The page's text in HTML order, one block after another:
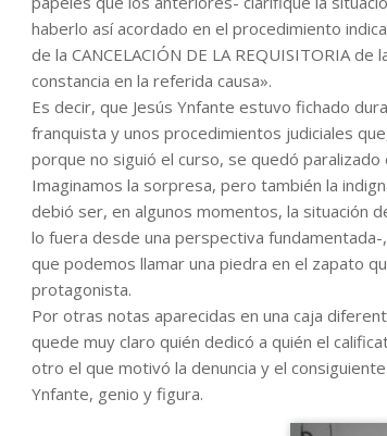
haberlo así acordado en el procedimiento
de la CANCELACIÓN DE LA REQUISITORIA
constancia en la referida causa».
Es decir, que Jesús Ynfante estuvo fichado
franquista y unos procedimientos judiciales
porque no siguió el curso, se quedó
Imaginamos la sorpresa, pero también la
debió ser, en algunos momentos, la situación
lo fuera desde una perspectiva
que podemos llamar una piedra en el zapato
protagonista.
Por otras notas aparecidas en una caja
quede muy claro quién dedicó a quién el
otro el que motivó la denuncia y el
Ynfante, genio y figura.